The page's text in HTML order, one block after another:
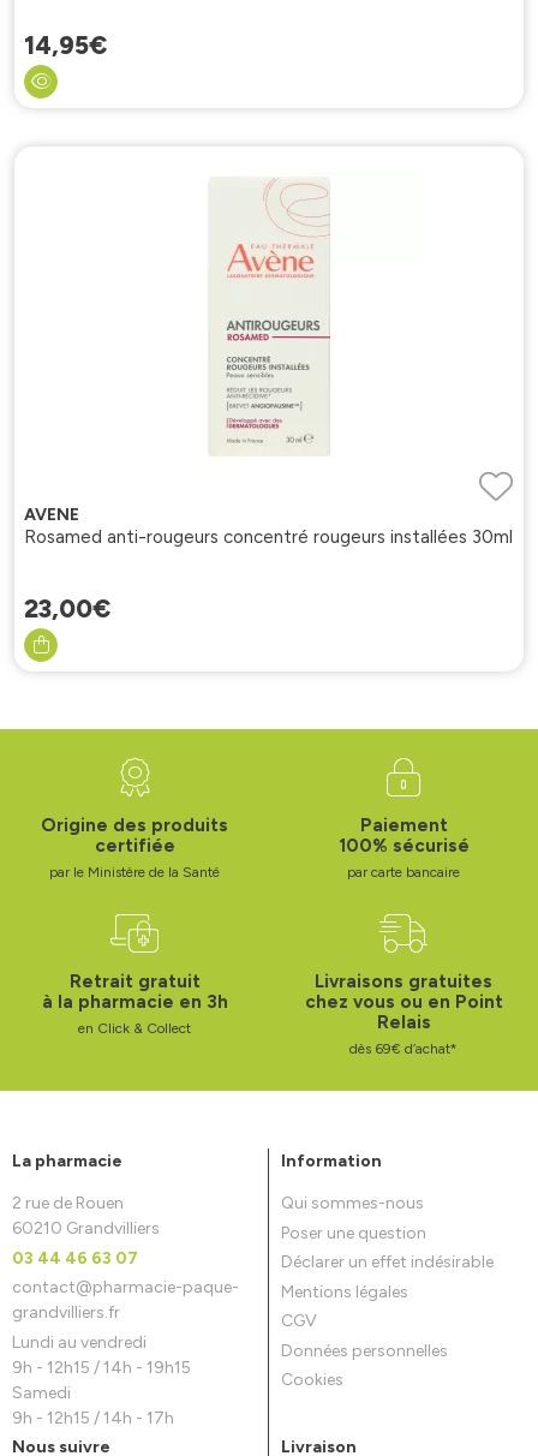
14,95€
AVENE
Rosamed anti-rougeurs concentré rougeurs installées 30ml
23,00€
Origine des produits
certifiée
par le Ministère de la Santé
Paiement
100% sécurisé
par carte bancaire
Retrait gratuit
à la pharmacie en 3h
en Click & Collect
Livraisons gratuites
chez vous ou en Point
Relais
dès 69€ d’achat*
La pharmacie
2 rue de Rouen
60210 Grandvilliers
03 44 46 63 07
contact@pharmacie-paque-
grandvilliers.fr
Lundi au vendredi
9h - 12h15 / 14h - 19h15
Samedi
9h - 12h15 / 14h - 17h
Information
Qui sommes-nous
Poser une question
Déclarer un effet indésirable
Mentions légales
CGV
Données personnelles
Cookies
Nous suivre Livraison